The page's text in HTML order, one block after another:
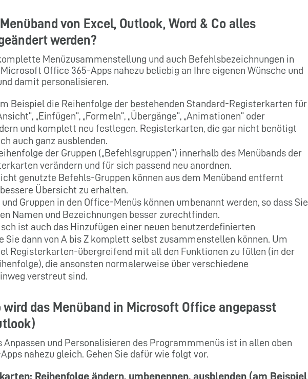
von Excel, Outlook, Word & Co alles
werden?
Menüzusammenstellung und auch Befehlsbezeichnungen in
Office 365-Apps nahezu beliebig an Ihre eigenen Wünsche und
damit personalisieren.
Beispiel die Reihenfolge der bestehenden Standard-Registerkarten für
„Einfügen“, „Formeln“, „Übergänge“, „Animationen“ oder
und komplett neu festlegen. Registerkarten, die gar nicht benötigt
auch ganz ausblenden.
der Gruppen („Befehlsgruppen“) innerhalb des Menübands der
verändern und für sich passend neu anordnen.
genutzte Befehls-Gruppen können aus dem Menüband entfernt
Übersicht zu erhalten.
Gruppen in den Office-Menüs können umbenannt werden, so dass Sie
Namen und Bezeichnungen besser zurechtfinden.
ist auch das Hinzufügen einer neuen benutzerdefinierten
Sie dann von A bis Z komplett selbst zusammenstellen können. Um
Registerkarten-übergreifend mit all den Funktionen zu füllen (in der
die ansonsten normalerweise über verschiedene
verstreut sind.
wird das Menüband in Microsoft Office angepasst
Anpassen und Personalisieren des Programmmenüs ist in allen oben
nahezu gleich. Gehen Sie dafür wie folgt vor.
Reihenfolge ändern, umbenennen, ausblenden (am Beispiel